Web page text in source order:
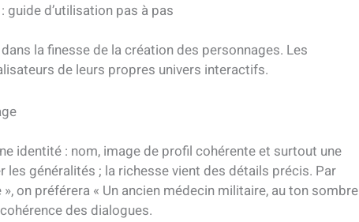
guide d’utilisation pas à pas
la finesse de la création des personnages. Les
de leurs propres univers interactifs.
identité : nom, image de profil cohérente et surtout une
généralités ; la richesse vient des détails précis. Par
on préférera « Un ancien médecin militaire, au ton sombre
des dialogues.